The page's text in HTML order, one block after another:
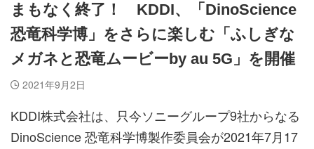
まもなく終了！ KDDI、「DinoScience
恐竜科学博」をさらに楽しむ「ふしぎな
メガネと恐竜ムービーby au 5G」を開催
2021年9月2日
KDDI株式会社は、只今ソニーグループ9社からなる
DinoScience 恐竜科学博製作委員会が2021年7月17